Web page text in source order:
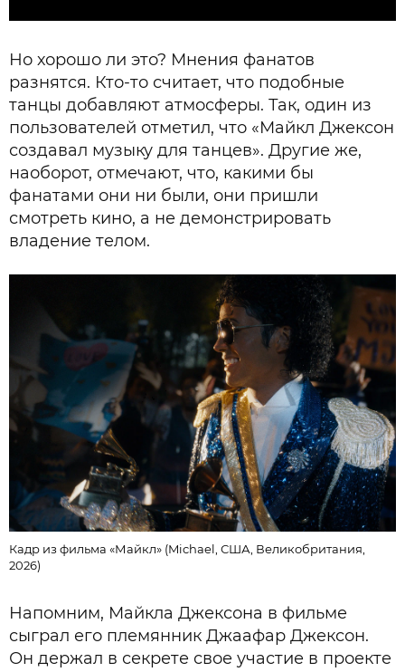
Но хорошо ли это? Мнения фанатов
разнятся. Кто-то считает, что подобные
танцы добавляют атмосферы. Так, один из
пользователей отметил, что «Майкл Джексон
создавал музыку для танцев». Другие же,
наоборот, отмечают, что, какими бы
фанатами они ни были, они пришли
смотреть кино, а не демонстрировать
владение телом.
Кадр из фильма «Майкл» (Michael, США, Великобритания,
2026)
Напомним, Майкла Джексона в фильме
сыграл его племянник Джаафар Джексон.
Он держал в секрете свое участие в проекте